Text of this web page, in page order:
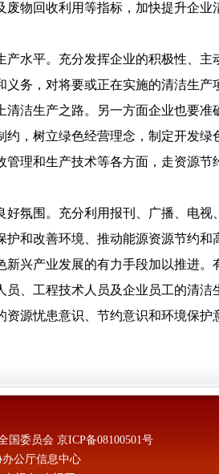
废物回收利用等指标，加快提升企业
水平。充分发挥企业的积极性、主
务，对将要或正在实施的清洁生产
洁生产之路。另一方面企业也要准
，树立绿色经营理念，制定开发绿
理和生产技术等各方面，走资源节
氛围。充分利用报刊、广播、电视
护和改善环境、推动能源资源节约和
新兴产业发展的有力手段加以推进。
、工程技术人员及企业员工的清洁
源忧患意识、节约意识和环境保护
国委员会 京ICP备08100501号
公厅信息中心